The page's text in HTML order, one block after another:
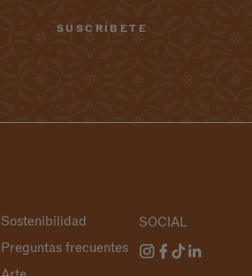
Sostenibilidad
Preguntas frecuentes
SOCIAL